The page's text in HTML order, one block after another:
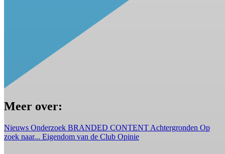
Meer over:
Nieuws Onderzoek BRANDED CONTENT Achtergronden Op
zoek naar... Eigendom van de Club Opinie